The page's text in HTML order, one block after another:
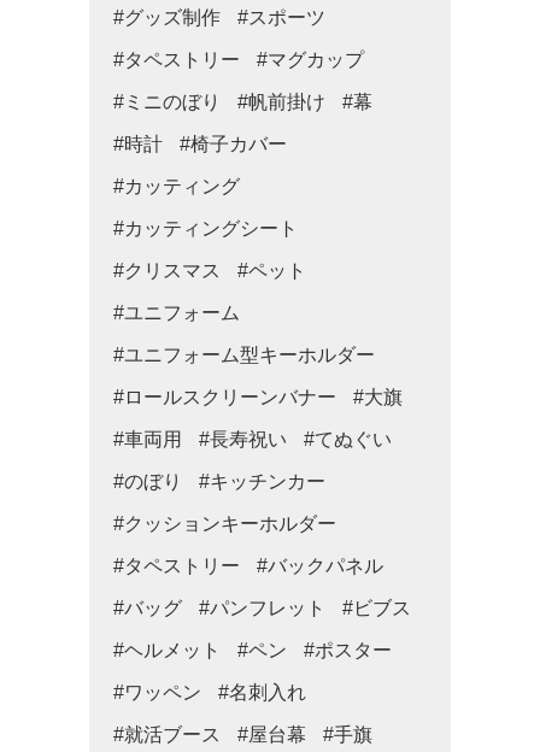
#グッズ制作 #スポーツ
#タペストリー #マグカップ
#ミニのぼり #帆前掛け #幕
#時計 #椅子カバー
#カッティング
#カッティングシート
#クリスマス #ペット
#ユニフォーム
#ユニフォーム型キーホルダー
#ロールスクリーンバナー #大旗
#車両用 #長寿祝い #てぬぐい
#のぼり #キッチンカー
#クッションキーホルダー
#タペストリー #バックパネル
#バッグ #パンフレット #ビブス
#ヘルメット #ペン #ポスター
#ワッペン #名刺入れ
#就活ブース #屋台幕 #手旗